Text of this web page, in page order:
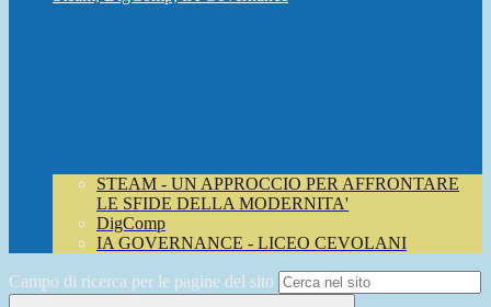
STEAM - UN APPROCCIO PER AFFRONTARE
LE SFIDE DELLA MODERNITA'
DigComp
IA GOVERNANCE - LICEO CEVOLANI
Campo di ricerca per le pagine del sito